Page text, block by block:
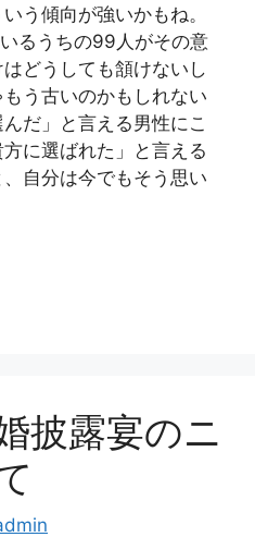
う傾向が強いかもね。
るうちの99人がその意
どうしても頷けないし
う古いのかもしれない
だ」と言える男性にこ
に選ばれた」と言える
自分は今でもそう思い
披露宴のニ